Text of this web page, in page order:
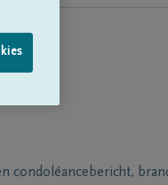
condoléancebericht,